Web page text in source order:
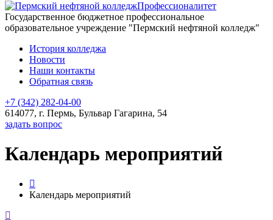
Профессионалитет
Государственное бюджетное профессиональное
образовательное учреждение "Пермский нефтяной колледж"
История колледжа
Новости
Наши контакты
Обратная связь
+7 (342) 282-04-00
614077, г. Пермь, Бульвар Гагарина, 54
задать вопрос
Календарь мероприятий
Календарь мероприятий